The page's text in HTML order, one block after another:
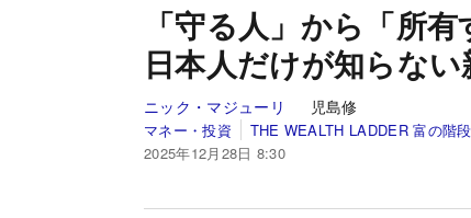
「守る人」から「所
日本人だけが知らな
ニック・マジューリ 児島修
マネー・投資
THE WEALTH LADDER 富の階段
2025年12月28日 8:30